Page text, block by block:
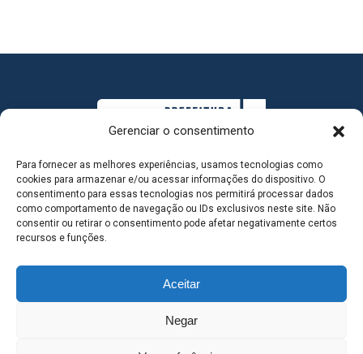
Gerenciar o consentimento
Para fornecer as melhores experiências, usamos tecnologias como
cookies para armazenar e/ou acessar informações do dispositivo. O
consentimento para essas tecnologias nos permitirá processar dados
como comportamento de navegação ou IDs exclusivos neste site. Não
consentir ou retirar o consentimento pode afetar negativamente certos
recursos e funções.
Aceitar
Negar
MAPA DO SITE
SEDE DO ADMINISTRATIVO MUNICIPAL - Avenida